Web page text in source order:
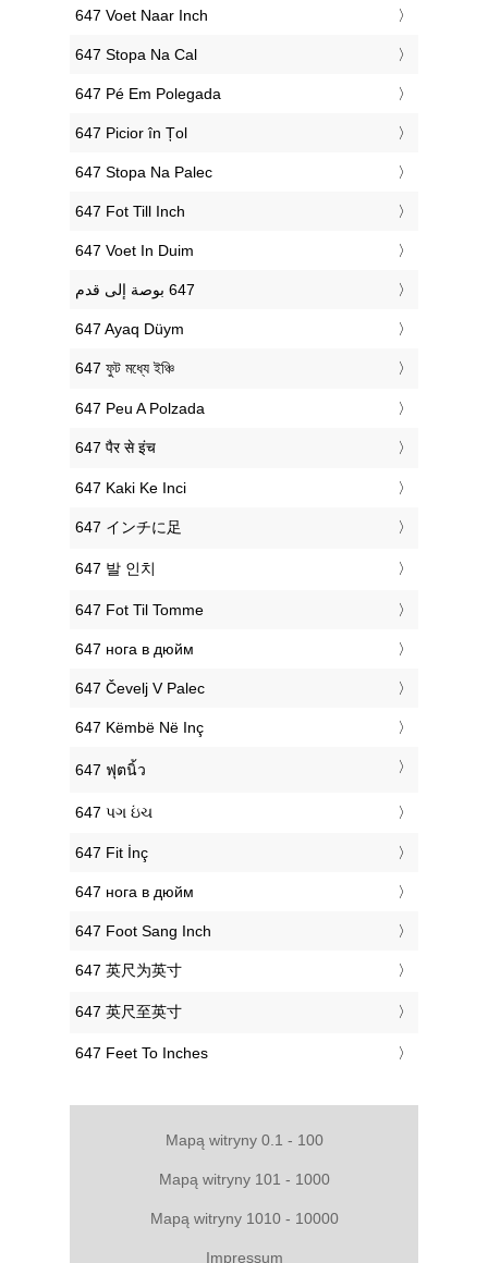
‎647 Voet Naar Inch
‎647 Stopa Na Cal
‎647 Pé Em Polegada
‎647 Picior în Țol
‎647 Stopa Na Palec
‎647 Fot Till Inch
‎647 Voet In Duim
‎647 Ayaq Düym
‎647 ফুট মধ্যে ইঞ্চি
‎647 Peu A Polzada
‎647 पैर से इंच
‎647 Kaki Ke Inci
‎647 インチに足
‎647 발 인치
‎647 Fot Til Tomme
‎647 нога в дюйм
‎647 Čevelj V Palec
‎647 Këmbë Në Inç
‎647 ฟุตนิ้ว
‎647 પગ ઇંચ
‎647 Fit İnç
‎647 нога в дюйм
‎647 Foot Sang Inch
‎647 英尺为英寸
‎647 英尺至英寸
‎647 Feet To Inches
Mapą witryny 0.1 - 100
Mapą witryny 101 - 1000
Mapą witryny 1010 - 10000
Impressum